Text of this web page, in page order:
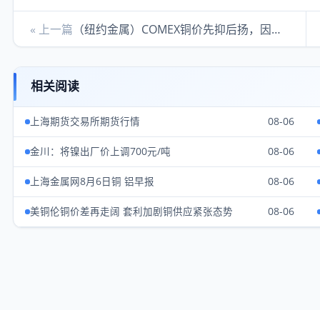
« 上一篇 （纽约金属）COMEX铜价先抑后扬，因投资者风险偏好改善
相关阅读
上海期货交易所期货行情 08-06
金川：将镍出厂价上调700元/吨 08-06
上海金属网8月6日铜 铝早报 08-06
美铜伦铜价差再走阔 套利加剧铜供应紧张态势 08-06